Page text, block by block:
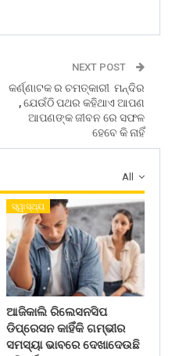
NEXT POST
କର୍ଣ୍ଣାଟକ ର ଚମତ୍କାରୀ ମନ୍ଦିର
, ଯେଉଁଠି ପଥର କହିଥାଏ ଆପଣ
ଆପଣଙ୍କ ଜୀବନ ରେ ସଫଳ
ହେବେ କି ନାହିଁ
All
ସ୍ୱାସ୍ଥ୍ୟ
ଆଜିକାଲି ରିଲେସନସିପ
ଡିପ୍ରେସନ କାହିଁକି ଗମ୍ଭୀର
ସମସ୍ୟା ଭାବରେ ଦେଖାଦେଉଛି